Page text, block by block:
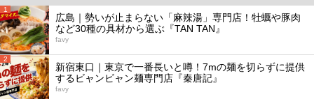
1
広島｜勢いが止まらない「麻辣湯」専門店！牡蠣や豚肉
など30種の具材から選ぶ『TAN TAN』
favy
2
新宿東口｜東京で一番長いと噂！7mの麺を切らずに提供
するビャンビャン麺専門店『秦唐記』
favy